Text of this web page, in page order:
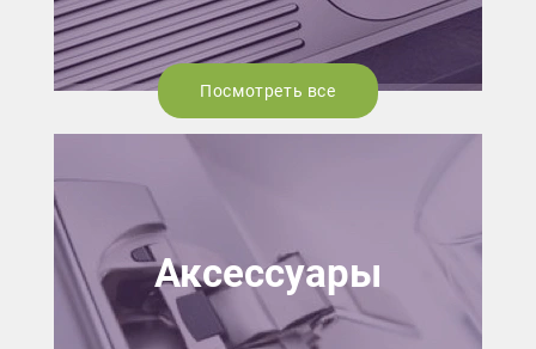
Посмотреть все
Аксессуары